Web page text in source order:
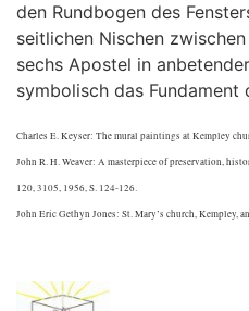
den Rundbogen des
seitlichen Nischen
sechs Apostel in
symbolisch das Fundament
Charles E. Keyser: The mural paintings at Kempley
John R. H. Weaver: A masterpiece of preservation,
120, 3105, 1956, S. 124-126.
John Eric Gethyn Jones: St. Mary’s church, Kempley,